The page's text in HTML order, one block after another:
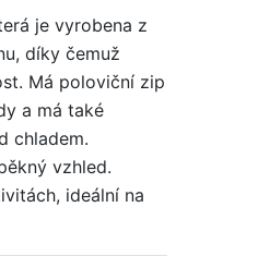
je vyrobena z
díky čemuž
Má poloviční zip
a má také
chladem.
vzhled.
ideální na